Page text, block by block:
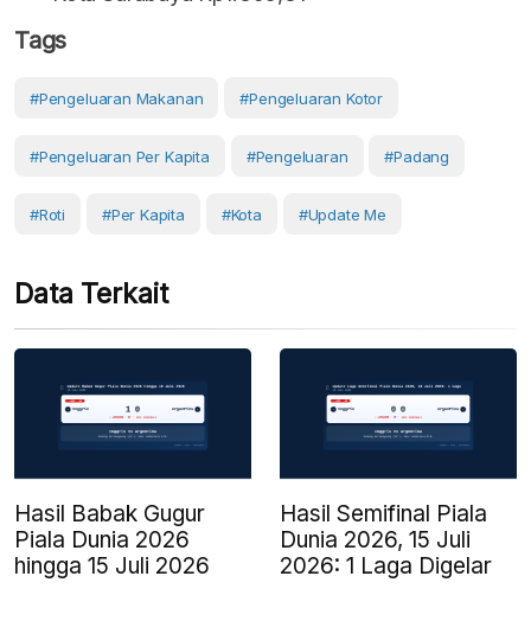
Tags
#pengeluaran Makanan #pengeluaran Kotor
#Pengeluaran Per Kapita #pengeluaran #Padang
#roti #Per Kapita #Kota #Update Me
Data Terkait
Hasil Babak Gugur
Piala Dunia 2026
hingga 15 Juli 2026
Hasil Semifinal Piala
Dunia 2026, 15 Juli
2026: 1 Laga Digelar